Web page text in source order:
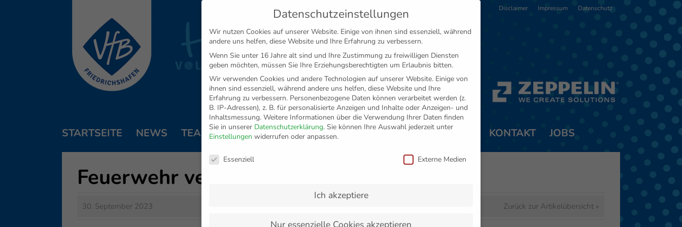
Disclaimer Impressum Datenschutz
STARTSEITE NEWS TEAM TICKETS FANSHOP VFB MEDIEN PARTNER KONTAKT JOBS
Feuerwehr verzögert den Spielbeginn
30. September 2023 Zurück zur Artikelübersicht »
Datenschutzeinstellungen
Wir nutzen Cookies auf unserer Website. Einige von ihnen sind essenziell, während
andere uns helfen, diese Website und Ihre Erfahrung zu verbessern.
Wenn Sie unter 16 Jahre alt sind und Ihre Zustimmung zu freiwilligen Diensten
geben möchten, müssen Sie Ihre Erziehungsberechtigten um Erlaubnis bitten.
Wir verwenden Cookies und andere Technologien auf unserer Website. Einige von
ihnen sind essenziell, während andere uns helfen, diese Website und Ihre
Erfahrung zu verbessern. Personenbezogene Daten können verarbeitet werden (z.
B. IP-Adressen), z. B. für personalisierte Anzeigen und Inhalte oder Anzeigen- und
Inhaltsmessung. Weitere Informationen über die Verwendung Ihrer Daten finden
Sie in unserer Datenschutzerklärung. Sie können Ihre Auswahl jederzeit unter
Einstellungen widerrufen oder anpassen.
Datenschutzeinstellungen
Essenziell Externe Medien
Ich akzeptiere
Nur essenzielle Cookies akzeptieren